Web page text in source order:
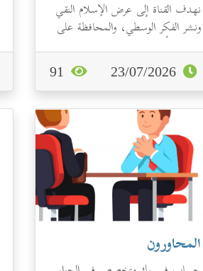
نهدف القناة إلى عرض الإسلام النقي
ونشر الفكر الوسطي، والمحافظة على
القيم والأخلاق. رابط صفحة
الفيسب...
المحاورون